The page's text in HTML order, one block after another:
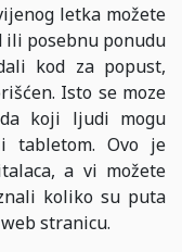
letka možete
posebnu ponudu
kod za popust,
Isto se moze
koji ljudi mogu
tabletom. Ovo je
a vi možete
koliko su puta
stranicu.